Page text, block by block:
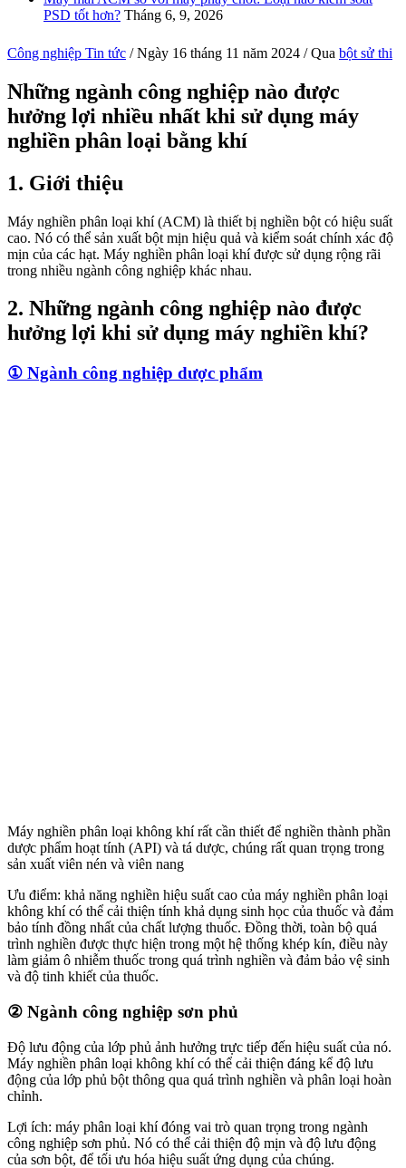
PSD tốt hơn? Tháng 6, 9, 2026
Công nghiệp Tin tức /Ngày 16 tháng 11 năm 2024 / Qua bột sử thi
Những ngành công nghiệp nào được
hưởng lợi nhiều nhất khi sử dụng máy
nghiền phân loại bằng khí
1. Giới thiệu
Máy nghiền phân loại khí (ACM) là thiết bị nghiền bột có hiệu suất
cao. Nó có thể sản xuất bột mịn hiệu quả và kiểm soát chính xác độ
mịn của các hạt. Máy nghiền phân loại khí được sử dụng rộng rãi
trong nhiều ngành công nghiệp khác nhau.
2. Những ngành công nghiệp nào được
hưởng lợi khi sử dụng máy nghiền khí?
① Ngành công nghiệp dược phẩm
Máy nghiền phân loại không khí rất cần thiết để nghiền thành phần
dược phẩm hoạt tính (API) và tá dược, chúng rất quan trọng trong
sản xuất viên nén và viên nang
Ưu điểm: khả năng nghiền hiệu suất cao của máy nghiền phân loại
không khí có thể cải thiện tính khả dụng sinh học của thuốc và đảm
bảo tính đồng nhất của chất lượng thuốc. Đồng thời, toàn bộ quá
trình nghiền được thực hiện trong một hệ thống khép kín, điều này
làm giảm ô nhiễm thuốc trong quá trình nghiền và đảm bảo vệ sinh
và độ tinh khiết của thuốc.
② Ngành công nghiệp sơn phủ
Độ lưu động của lớp phủ ảnh hưởng trực tiếp đến hiệu suất của nó.
Máy nghiền phân loại không khí có thể cải thiện đáng kể độ lưu
động của lớp phủ bột thông qua quá trình nghiền và phân loại hoàn
chỉnh.
Lợi ích: máy phân loại khí đóng vai trò quan trọng trong ngành
công nghiệp sơn phủ. Nó có thể cải thiện độ mịn và độ lưu động
của sơn bột, để tối ưu hóa hiệu suất ứng dụng của chúng.